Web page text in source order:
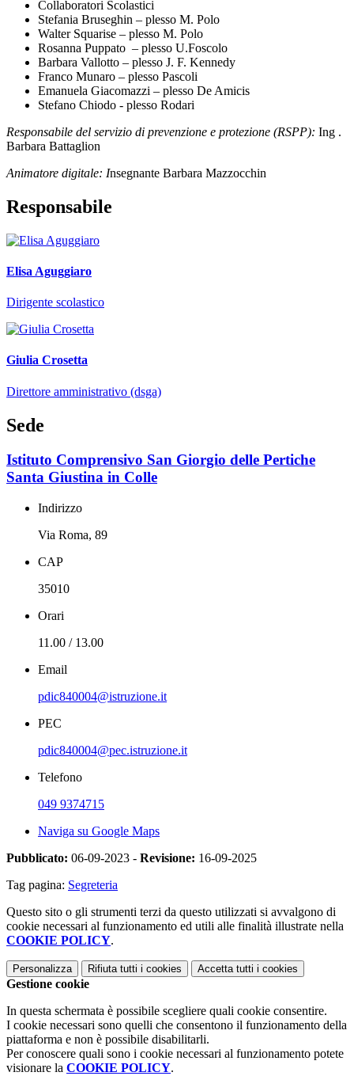
Collaboratori Scolastici
Stefania Bruseghin – plesso M. Polo
Walter Squarise – plesso M. Polo
Rosanna Puppato – plesso U.Foscolo
Barbara Vallotto – plesso J. F. Kennedy
Franco Munaro – plesso Pascoli
Emanuela Giacomazzi – plesso De Amicis
Stefano Chiodo - plesso Rodari
Responsabile del servizio di prevenzione e protezione (RSPP): Ing .
Barbara Battaglion
Animatore digitale: Insegnante Barbara Mazzocchin
Responsabile
Elisa Aguggiaro
Dirigente scolastico
Giulia Crosetta
Direttore amministrativo (dsga)
Sede
Istituto Comprensivo San Giorgio delle Pertiche
Santa Giustina in Colle
Indirizzo
Via Roma, 89
CAP
35010
Orari
11.00 / 13.00
Email
pdic840004@istruzione.it
PEC
pdic840004@pec.istruzione.it
Telefono
049 9374715
Naviga su Google Maps
Pubblicato: 06-09-2023 - Revisione: 16-09-2025
Tag pagina: Segreteria
Questo sito o gli strumenti terzi da questo utilizzati si avvalgono di
cookie necessari al funzionamento ed utili alle finalità illustrate nella
COOKIE POLICY.
Personalizza Rifiuta tutti i cookies Accetta tutti i cookies
Gestione cookie
In questa schermata è possibile scegliere quali cookie consentire.
I cookie necessari sono quelli che consentono il funzionamento della
piattaforma e non è possibile disabilitarli.
Per conoscere quali sono i cookie necessari al funzionamento potete
visionare la COOKIE POLICY.